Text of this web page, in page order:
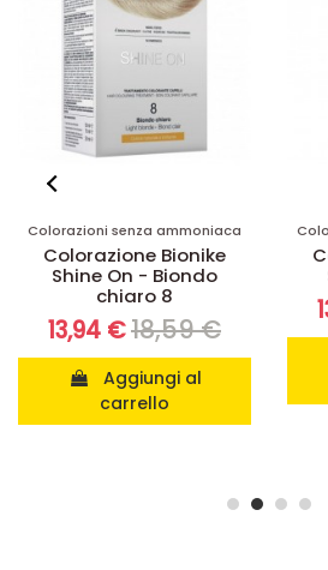
Colorazioni senza ammoniaca
Colorazione Bionike
Shine On - Biondo
chiaro 8
13,94 €18,59 €
carrello